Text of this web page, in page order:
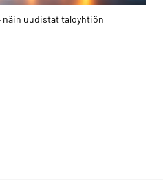
näin uudistat taloyhtiön